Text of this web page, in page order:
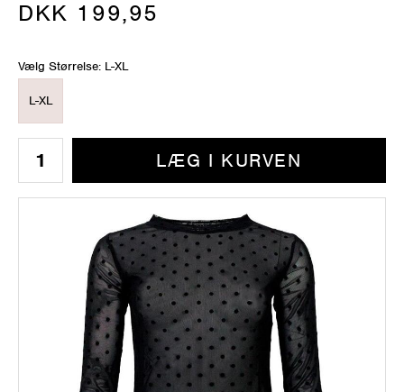
DKK 199,95
Vælg Størrelse: L-XL
L-XL
LÆG I KURVEN